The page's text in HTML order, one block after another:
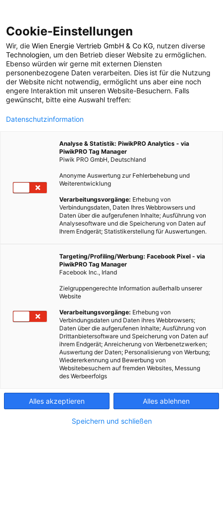
POSTS BY TAG
Sommerkino
1 BEITRAG
Cookie-Einstellungen
Wir, die Wien Energie Vertrieb GmbH & Co KG, nutzen diverse
Technologien, um den Betrieb dieser Website zu ermöglichen.
Ebenso würden wir gerne mit externen Diensten
personenbezogene Daten verarbeiten. Dies ist für die Nutzung
der Website nicht notwendig, ermöglicht uns aber eine noch
engere Interaktion mit unseren Website-Besuchern. Falls
gewünscht, bitte eine Auswahl treffen:
Datenschutzinformation
Analyse & Statistik: PiwikPRO Analytics - via
PiwikPRO Tag Manager
Piwik PRO GmbH, Deutschland
Anonyme Auswertung zur Fehlerbehebung und
Weiterentwicklung
Verarbeitungsvorgänge: Erhebung von
Verbindungsdaten, Daten Ihres Webbrowsers und
Daten über die aufgerufenen Inhalte; Ausführung von
Analysesoftware und die Speicherung von Daten auf
Ihrem Endgerät; Statistikerstellung für Auswertungen.
Targeting/Profiling/Werbung: Facebook Pixel - via
PiwikPRO Tag Manager
Facebook Inc., Irland
Zielgruppengerechte Information außerhalb unserer
Website
Verarbeitungsvorgänge: Erhebung von
Verbindungsdaten und Daten ihres Webbrowsers;
Daten über die aufgerufenen Inhalte; Ausführung von
Drittanbietersoftware und Speicherung von Daten auf
ihrem Endgerät; Anreicherung von Werbenetzwerken;
Auswertung der Daten; Personalisierung von Werbung;
Wiedererkennung und Bewerbung von
Websitebesuchern auf fremden Websites, Messung
des Werbeerfolgs
Alles akzeptieren Alles ablehnen
Speichern und schließen